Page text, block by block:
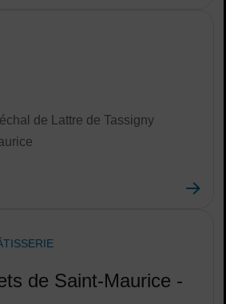
de Lattre de Tassigny
de Saint-Maurice -